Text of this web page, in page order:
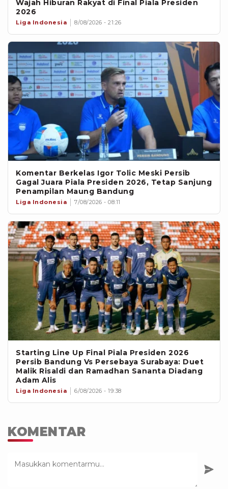
Wajah Hiburan Rakyat di Final Piala Presiden
2026
Liga Indonesia 8/08/2026 - 21:26
Komentar Berkelas Igor Tolic Meski Persib
Gagal Juara Piala Presiden 2026, Tetap Sanjung
Penampilan Maung Bandung
Liga Indonesia 7/08/2026 - 08:11
Starting Line Up Final Piala Presiden 2026
Persib Bandung Vs Persebaya Surabaya: Duet
Malik Risaldi dan Ramadhan Sananta Diadang
Adam Alis
Liga Indonesia 6/08/2026 - 19:38
KOMENTAR